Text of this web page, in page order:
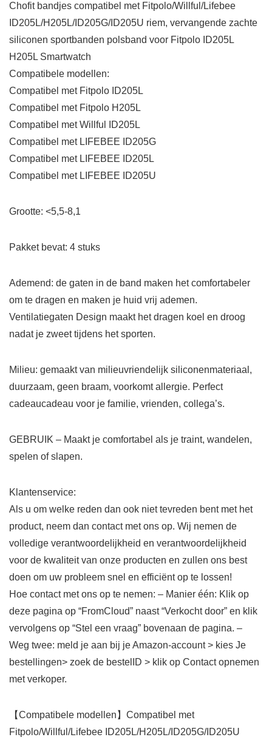
Chofit bandjes compatibel met Fitpolo/Willful/Lifebee
ID205L/H205L/ID205G/ID205U riem, vervangende zachte
siliconen sportbanden polsband voor Fitpolo ID205L
H205L Smartwatch
Compatibele modellen:
Compatibel met Fitpolo ID205L
Compatibel met Fitpolo H205L
Compatibel met Willful ID205L
Compatibel met LIFEBEE ID205G
Compatibel met LIFEBEE ID205L
Compatibel met LIFEBEE ID205U
Grootte: <5,5-8,1
Pakket bevat: 4 stuks
Ademend: de gaten in de band maken het comfortabeler
om te dragen en maken je huid vrij ademen.
Ventilatiegaten Design maakt het dragen koel en droog
nadat je zweet tijdens het sporten.
Milieu: gemaakt van milieuvriendelijk siliconenmateriaal,
duurzaam, geen braam, voorkomt allergie. Perfect
cadeaucadeau voor je familie, vrienden, collega’s.
GEBRUIK – Maakt je comfortabel als je traint, wandelen,
spelen of slapen.
Klantenservice:
Als u om welke reden dan ook niet tevreden bent met het
product, neem dan contact met ons op. Wij nemen de
volledige verantwoordelijkheid en verantwoordelijkheid
voor de kwaliteit van onze producten en zullen ons best
doen om uw probleem snel en efficiënt op te lossen!
Hoe contact met ons op te nemen: – Manier één: Klik op
deze pagina op “FromCloud” naast “Verkocht door” en klik
vervolgens op “Stel een vraag” bovenaan de pagina. –
Weg twee: meld je aan bij je Amazon-account > kies Je
bestellingen> zoek de bestelID > klik op Contact opnemen
met verkoper.
【Compatibele modellen】Compatibel met
Fitpolo/Willful/Lifebee ID205L/H205L/ID205G/ID205U